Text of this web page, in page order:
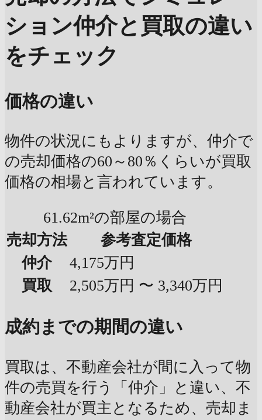
ション仲介と買取の違い
をチェック
価格の違い
物件の状況にもよりますが、仲介で
の売却価格の60～80％くらいが買取
価格の相場と言われています。
61.62m²の部屋の場合
売却方法
参考査定価格
仲介
4,175万円
買取
2,505万円 〜 3,340万円
成約までの期間の違い
買取は、不動産会社が間に入って物
件の売買を行う「仲介」と違い、不
動産会社が買主となるため、売却ま